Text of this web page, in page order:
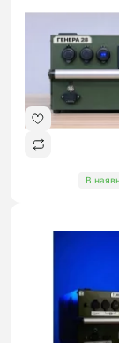
В